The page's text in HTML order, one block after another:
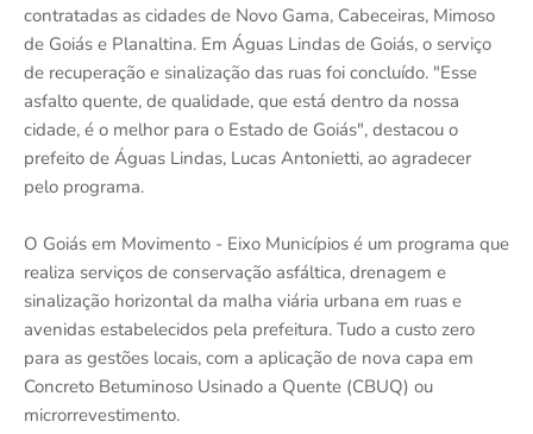
contratadas as cidades de Novo Gama, Cabeceiras, Mimoso
de Goiás e Planaltina. Em Águas Lindas de Goiás, o serviço
de recuperação e sinalização das ruas foi concluído. "Esse
asfalto quente, de qualidade, que está dentro da nossa
cidade, é o melhor para o Estado de Goiás", destacou o
prefeito de Águas Lindas, Lucas Antonietti, ao agradecer
pelo programa.
O Goiás em Movimento - Eixo Municípios é um programa que
realiza serviços de conservação asfáltica, drenagem e
sinalização horizontal da malha viária urbana em ruas e
avenidas estabelecidos pela prefeitura. Tudo a custo zero
para as gestões locais, com a aplicação de nova capa em
Concreto Betuminoso Usinado a Quente (CBUQ) ou
microrrevestimento.